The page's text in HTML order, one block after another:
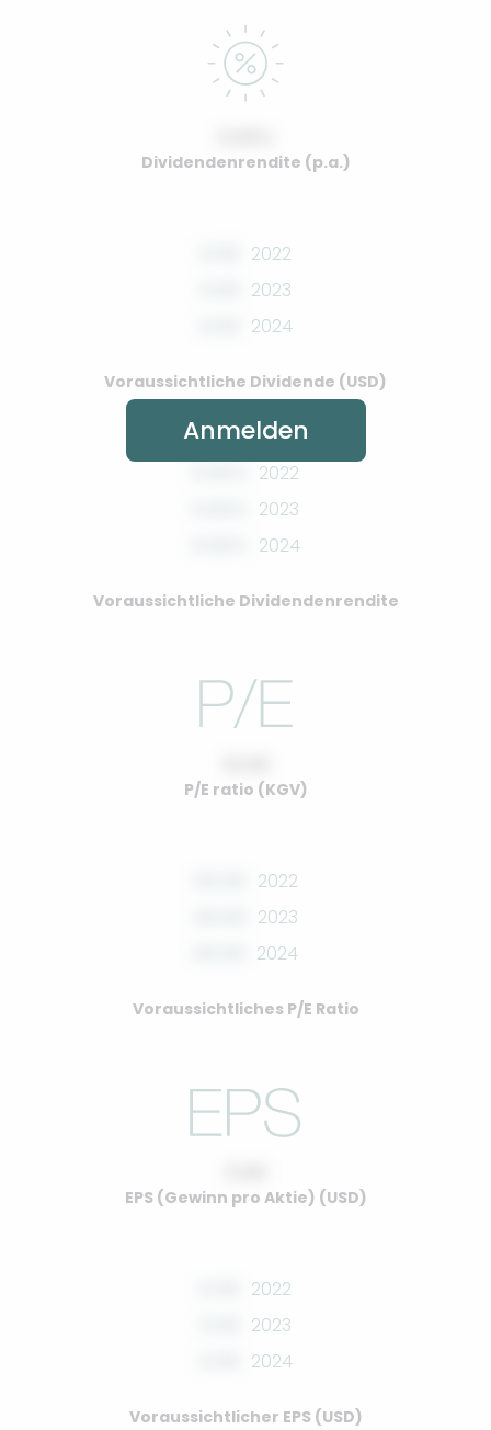
Dividendenrendite (p.a.)
2022
2023
2024
Voraussichtliche Dividende (USD)
2022
2023
2024
Voraussichtliche Dividendenrendite
P/E ratio (KGV)
2022
2023
2024
Voraussichtliches P/E Ratio
EPS (Gewinn pro Aktie) (USD)
2022
2023
2024
Voraussichtlicher EPS (USD)
Anmelden